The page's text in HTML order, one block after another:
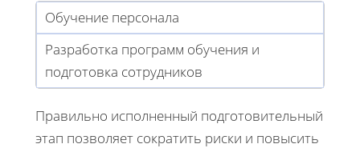
Обучение персонала
Разработка программ обучения и
подготовка сотрудников
Правильно исполненный подготовительный
этап позволяет сократить риски и повысить